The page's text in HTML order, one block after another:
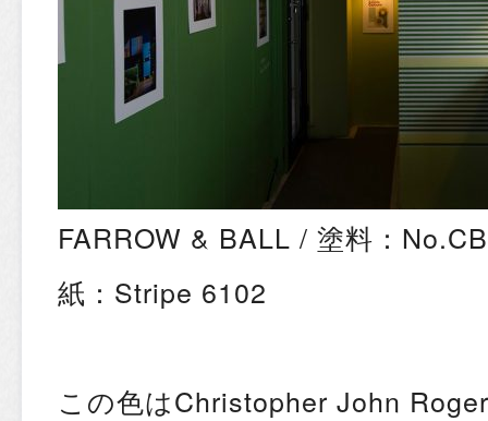
FARROW & BALL / 塗料：
紙：Stripe 6102
この色はChristopher John